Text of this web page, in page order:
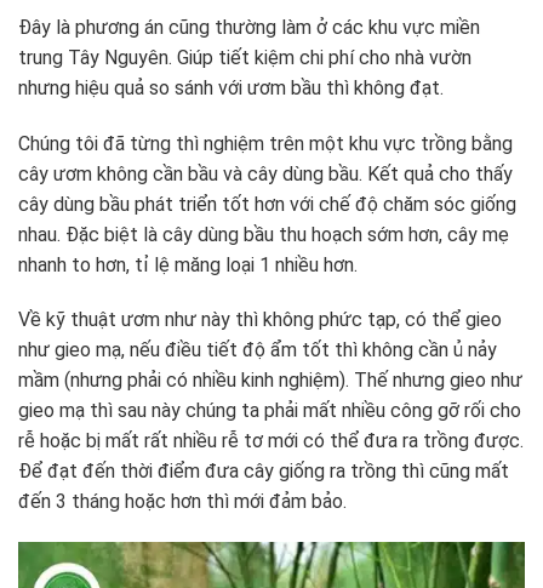
Đây là phương án cũng thường làm ở các khu vực miền
trung Tây Nguyên. Giúp tiết kiệm chi phí cho nhà vườn
nhưng hiệu quả so sánh với ươm bầu thì không đạt.
Chúng tôi đã từng thì nghiệm trên một khu vực trồng bằng
cây ươm không cần bầu và cây dùng bầu. Kết quả cho thấy
cây dùng bầu phát triển tốt hơn với chế độ chăm sóc giống
nhau. Đặc biệt là cây dùng bầu thu hoạch sớm hơn, cây mẹ
nhanh to hơn, tỉ lệ măng loại 1 nhiều hơn.
Về kỹ thuật ươm như này thì không phức tạp, có thể gieo
như gieo mạ, nếu điều tiết độ ẩm tốt thì không cần ủ nảy
mầm (nhưng phải có nhiều kinh nghiệm). Thế nhưng gieo như
gieo mạ thì sau này chúng ta phải mất nhiều công gỡ rối cho
rễ hoặc bị mất rất nhiều rễ tơ mới có thể đưa ra trồng được.
Để đạt đến thời điểm đưa cây giống ra trồng thì cũng mất
đến 3 tháng hoặc hơn thì mới đảm bảo.